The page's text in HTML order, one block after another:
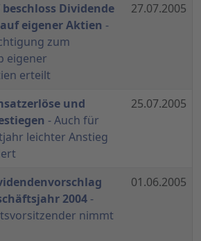
beschloss Dividende
eigener Aktien -
zum
eigener
erteilt
27.07.2005
und
- Auch für
leichter Anstieg
25.07.2005
2004 -
nimmt
01.06.2005